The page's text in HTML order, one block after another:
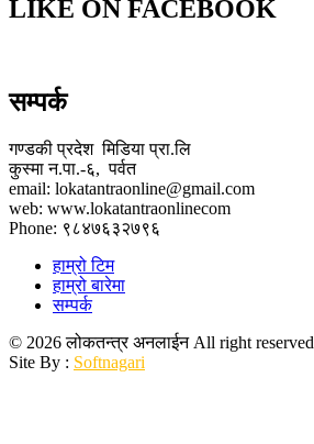
LIKE ON FACEBOOK
सम्पर्क
गण्डकी प्रदेश मिडिया प्रा.लि
कुस्मा न.पा.-६, पर्वत
email: lokatantraonline@gmail.com
web: www.lokatantraonlinecom
Phone: ९८४७६३२७९६
हाम्रो टिम
हाम्रो बारेमा
सम्पर्क
© 2026 लोकतन्त्र अनलाईन All right reserved
Site By : Softnagari